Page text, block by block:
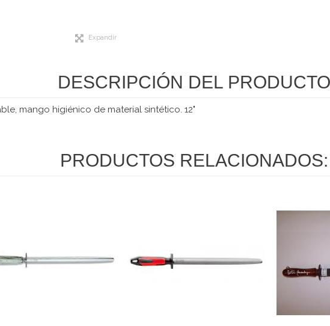
Expandir
DESCRIPCIÓN DEL PRODUCTO
mango higiénico de material sintético. 12"
PRODUCTOS RELACIONADOS: